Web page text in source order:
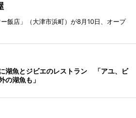
飯店」（大津市浜町）が8月10日、オープ
湖魚とジビエのレストラン 「アユ、ビ
の湖魚も」